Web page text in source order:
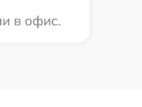
в офис.